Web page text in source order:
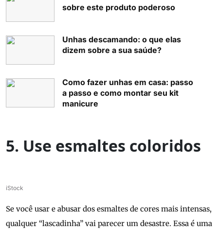
sobre este produto poderoso
Unhas descamando: o que elas
dizem sobre a sua saúde?
Como fazer unhas em casa: passo
a passo e como montar seu kit
manicure
5. Use esmaltes coloridos
iStock
Se você usar e abusar dos esmaltes de cores mais intensas,
qualquer “lascadinha” vai parecer um desastre. Essa é uma